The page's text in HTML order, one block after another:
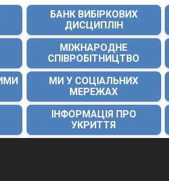
БАНК ВИБІРКОВИХ
ДИСЦИПЛІН
МІЖНАРОДНЕ
СПІВРОБІТНИЦТВО
МИ У СОЦІАЛЬНИХ
МЕРЕЖАХ
ІНФОРМАЦІЯ ПРО
УКРИТТЯ